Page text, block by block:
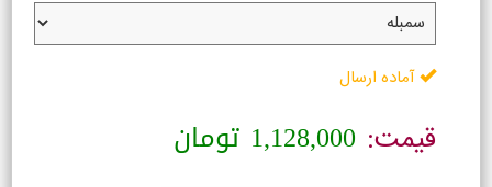
آماده ارسال
قیمت: 1,128,000 تومان